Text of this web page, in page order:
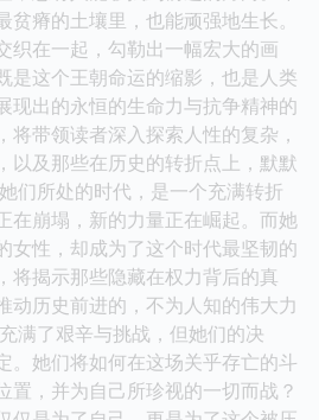
贫瘠的土壤里，也能顽强地生长。
织在一起，勾勒出一幅宏大的画
是这个王朝命运的缩影，也是人类
现出的永恒的生命力与抗争精神的
将带领读者深入探索人性的复杂，
以及那些在历史的转折点上，默默
们所处的时代，是一个充满转折
在崩塌，新的力量正在崛起。而她
女性，却成为了这个时代最坚韧的
将揭示那些隐藏在权力背后的真
动历史前进的，不为人知的伟大力
满了艰辛与挑战，但她们的决
。她们将如何在这场关乎存亡的斗
置，并为自己所珍视的一切而战？